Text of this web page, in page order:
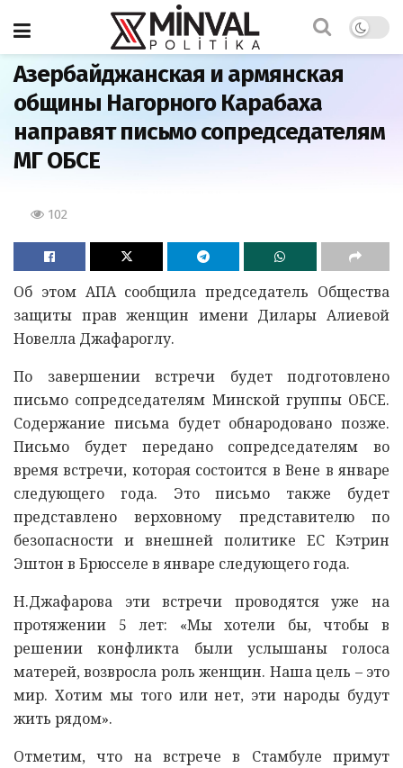
Главная
Азербайджанская и армянская
общины Нагорного Карабаха
направят письмо сопредседателям
МГ ОБСЕ
102
Об этом АПА сообщила председатель Общества
защиты прав женщин имени Дилары Алиевой
Новелла Джафароглу.
По завершении встречи будет подготовлено
письмо сопредседателям Минской группы ОБСЕ.
Содержание письма будет обнародовано позже.
Письмо будет передано сопредседателям во
время встречи, которая состоится в Вене в январе
следующего года. Это письмо также будет
представлено верховному представителю по
безопасности и внешней политике ЕС Кэтрин
Эштон в Брюсселе в январе следующего года.
Н.Джафарова эти встречи проводятся уже на
протяжении 5 лет: «Мы хотели бы, чтобы в
решении конфликта были услышаны голоса
матерей, возвросла роль женщин. Наша цель – это
мир. Хотим мы того или нет, эти народы будут
жить рядом».
Отметим, что на встрече в Стамбуле примут